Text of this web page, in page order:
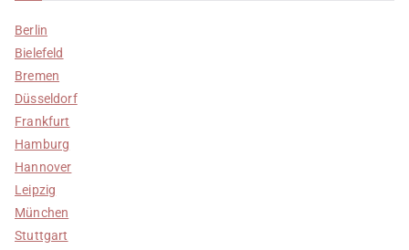
Berlin
Bielefeld
Bremen
Düsseldorf
Frankfurt
Hamburg
Hannover
Leipzig
München
Stuttgart